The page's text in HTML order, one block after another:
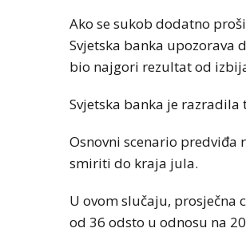
Ako se sukob dodatno
Svjetska banka upozorava
bio najgori rezultat od
Svjetska banka je
Osnovni scenario predviđa
smiriti do kraja jula.
U ovom slučaju, prosječna
od 36 odsto u odnosu na